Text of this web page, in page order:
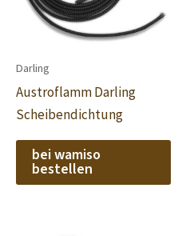
Darling
Austroflamm Darling
Scheibendichtung
bei wamiso
bestellen